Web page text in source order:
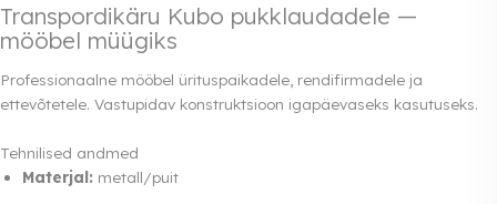
Transpordikäru Kubo pukklaudadele —
mööbel müügiks
Professionaalne mööbel ürituspaikadele, rendifirmadele ja
ettevõtetele. Vastupidav konstruktsioon igapäevaseks kasutuseks.
Tehnilised andmed
Materjal: metall/puit